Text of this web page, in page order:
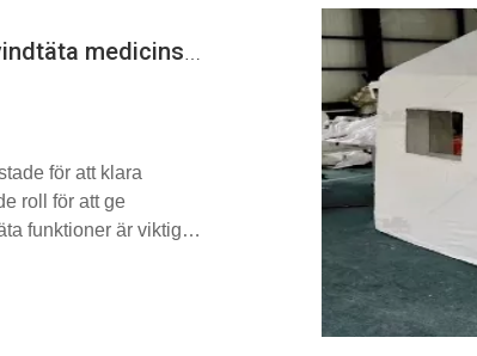
Toppfunktioner att leta efter i vattentäta och vindtäta medicinska tält
för att klara
roll för att ge
funktioner är viktiga